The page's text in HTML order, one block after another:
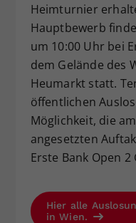
Heimturnier
Hauptbewerb
um 10:00 Uhr bei
dem Gelände des
Heumarkt statt.
öffentlichen
Möglichkeit, die
angesetzten
Erste Bank Open
Hier alle
in Wien.